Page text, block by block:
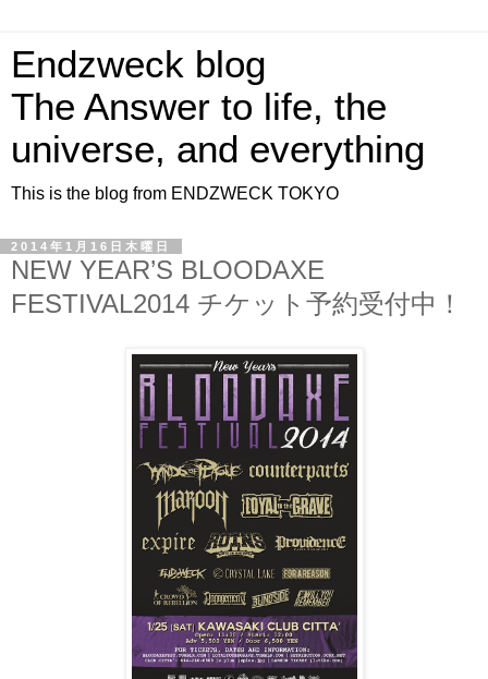
Endzweck blog
The Answer to life, the
universe, and everything
This is the blog from ENDZWECK TOKYO
2014年1月16日木曜日
NEW YEAR’S BLOODAXE
FESTIVAL2014 チケット予約受付中！